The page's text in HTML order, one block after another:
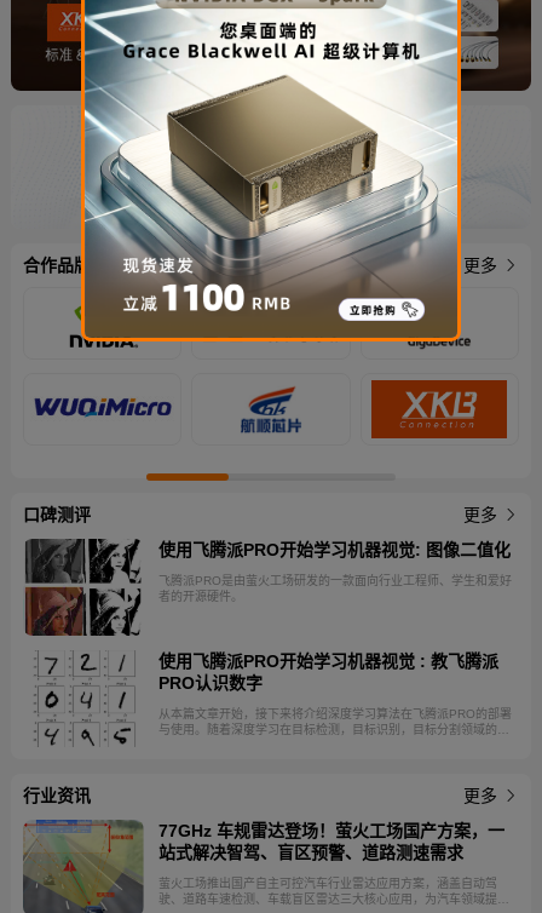
合作品牌 更多
口碑测评
更多
使用飞腾派PRO开始学习机器视觉: 图像二值化
飞腾派PRO是由萤火工场研发的一款面向行业工程师、学生和爱好
者的开源硬件。
使用飞腾派PRO开始学习机器视觉 : 教飞腾派
PRO认识数字
从本篇文章开始，接下来将介绍深度学习算法在飞腾派PRO的部署
与使用。随着深度学习在目标检测，目标识别，目标分割领域的成
H.264/H.265 4K@100fps解码与2K@110fps编码，集成3T算力
NPU，可满足轻量级AI应用。本篇文章将介绍如何在飞腾派PRO上
实现数字识别。
行业资讯
更多
77GHz 车规雷达登场！萤火工场国产方案，一
站式解决智驾、盲区预警、道路测速需求
萤火工场推出国产自主可控汽车行业雷达应用方案，涵盖自动驾
驶、道路车速检测、车载盲区雷达三大核心应用，为汽车领域提供